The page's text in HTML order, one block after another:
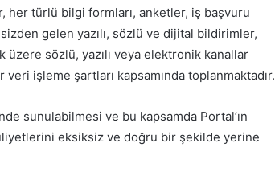
türlü bilgi formları, anketler, iş başvuru
gelen yazılı, sözlü ve dijital bildirimler,
üzere sözlü, yazılı veya elektronik kanallar
veri işleme şartları kapsamında toplanmaktadır.
sunulabilmesi ve bu kapsamda Portal’ın
eksiksiz ve doğru bir şekilde yerine